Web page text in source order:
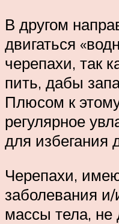
В другом
двигаться
черепахи, так
пить, дабы
Плюсом к
регулярное
для избегания
Черепахи,
заболевания
массы тела,